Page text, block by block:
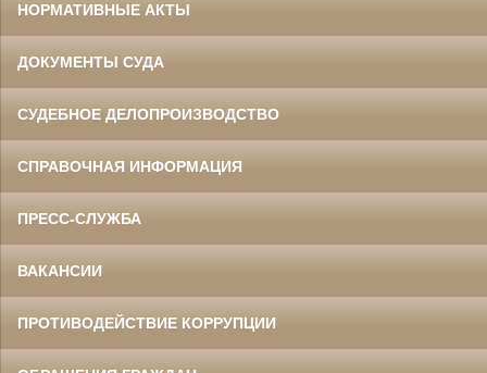
НОРМАТИВНЫЕ АКТЫ
ДОКУМЕНТЫ СУДА
СУДЕБНОЕ ДЕЛОПРОИЗВОДСТВО
СПРАВОЧНАЯ ИНФОРМАЦИЯ
ПРЕСС-СЛУЖБА
ВАКАНСИИ
ПРОТИВОДЕЙСТВИЕ КОРРУПЦИИ